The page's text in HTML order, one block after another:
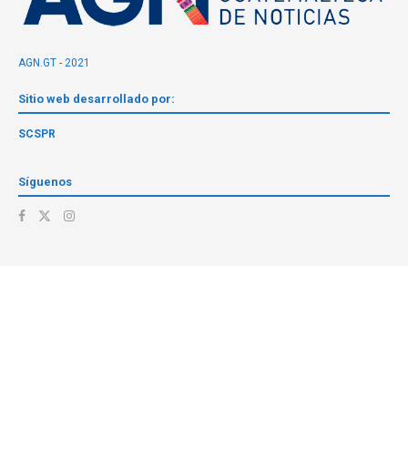
AGN.GT - 2021
Sitio web desarrollado por:
SCSPR
Síguenos